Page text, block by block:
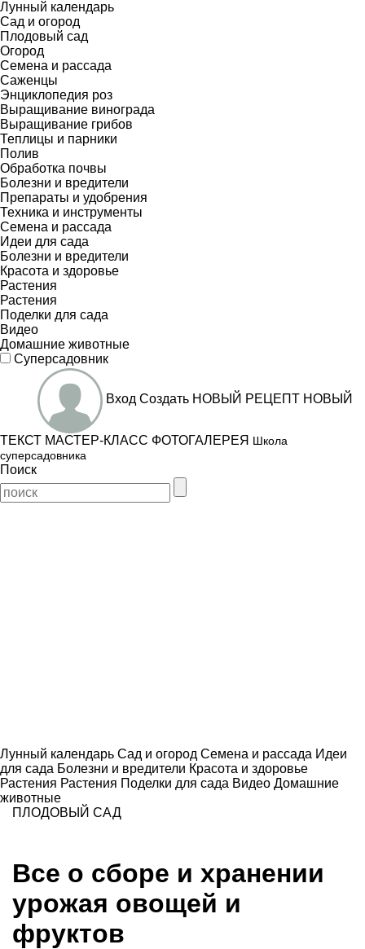
Лунный календарь
Сад и огород
Плодовый сад
Огород
Семена и рассада
Саженцы
Энциклопедия роз
Выращивание винограда
Выращивание грибов
Теплицы и парники
Полив
Обработка почвы
Болезни и вредители
Препараты и удобрения
Техника и инструменты
Семена и рассада
Идеи для сада
Болезни и вредители
Красота и здоровье
Растения
Растения
Поделки для сада
Видео
Домашние животные
Суперсадовник
Вход Создать НОВЫЙ РЕЦЕПТ НОВЫЙ
ТЕКСТ МАСТЕР-КЛАСС ФОТОГАЛЕРЕЯ Школа
суперсадовника
Поиск
Лунный календарь Сад и огород Семена и рассада Идеи
для сада Болезни и вредители Красота и здоровье
Растения Растения Поделки для сада Видео Домашние
животные
ПЛОДОВЫЙ САД
Все о сборе и хранении
урожая овощей и
фруктов